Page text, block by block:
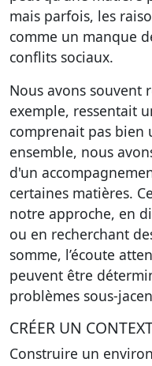
mais parfois, les
comme un manque
conflits sociaux.
Nous avons souvent
exemple, ressentait
comprenait pas bien
ensemble, nous
d'un
certaines matières.
notre approche, en
ou en recherchant
somme, l’écoute
peuvent être
problèmes sous-
CRÉER UN
Construire un